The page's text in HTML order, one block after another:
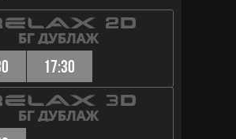
17:30